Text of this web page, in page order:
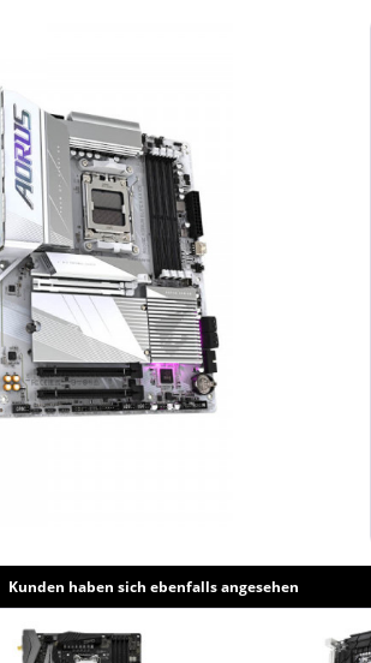
Kunden haben sich ebenfalls angesehen